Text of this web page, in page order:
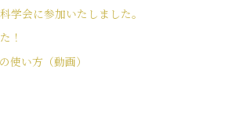
学会に参加いたしました。
！
使い方（動画）